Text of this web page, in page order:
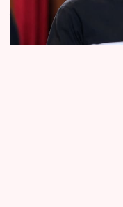
Sledujte
jejich setkání po
dílu krimiseriálu